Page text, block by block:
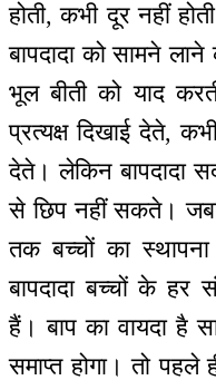
होती, कभी दूर नहीं
बापदादा को सामने
भूल बीती को याद
प्रत्यक्ष दिखाई देते,
देते। लेकिन बापदादा
से छिप नहीं सकते।
तक बच्चों का
बापदादा बच्चों के
हैं। बाप का वायदा है
समाप्त होगा। तो पहले